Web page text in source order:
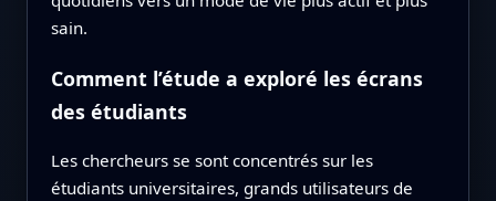
sain.
Comment l’étude a exploré les écrans
des étudiants
Les chercheurs se sont concentrés sur les
étudiants universitaires, grands utilisateurs de